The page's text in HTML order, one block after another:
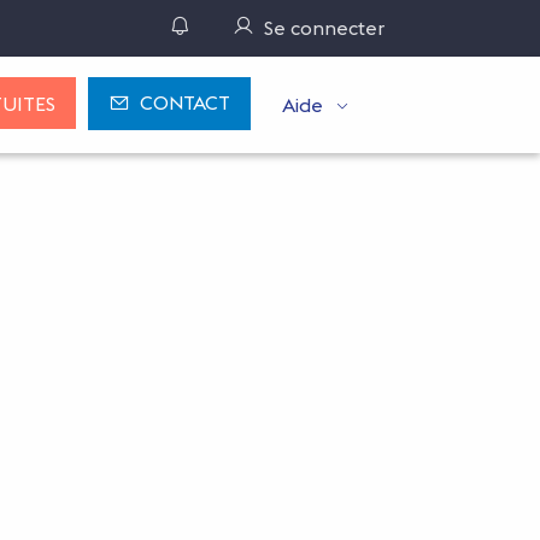
Gérer ses notifications
Se connecter
CONTACT Aide